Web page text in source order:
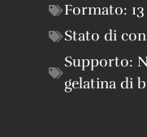
Formato:
Stato di
Supporto:
gelatina di